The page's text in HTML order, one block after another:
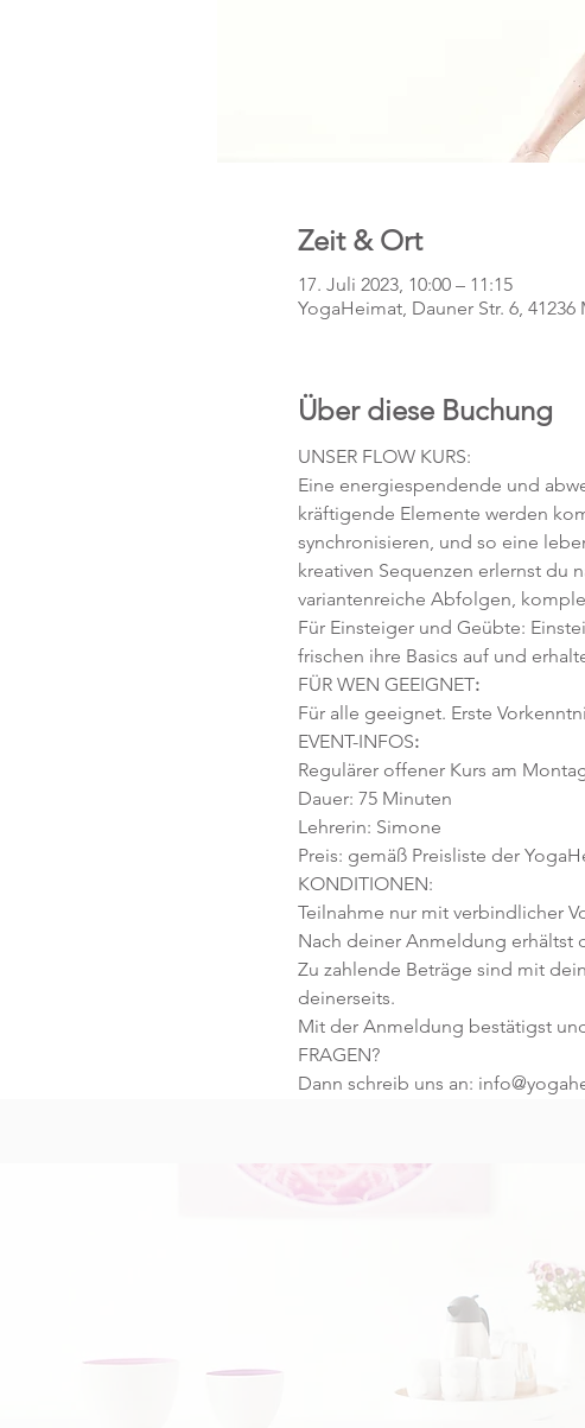
Zeit & Ort
17. Juli 2023, 10:00 – 11:15
YogaHeimat, Dauner Str. 6,
Über diese Buchung
UNSER FLOW KURS:
Eine energiespendende und
kräftigende Elemente werden
synchronisieren, und so eine
kreativen Sequenzen erlernst du
variantenreiche Abfolgen,
Für Einsteiger und Geübte:
frischen ihre Basics auf und
FÜR WEN GEEIGNET:
Für alle geeignet. Erste
EVENT-INFOS:
Regulärer offener Kurs am
Dauer: 75 Minuten
Lehrerin: Simone
Preis: gemäß Preisliste der
KONDITIONEN:
Teilnahme nur mit verbindlicher
Nach deiner Anmeldung erhältst
Zu zahlende Beträge sind mit
deinerseits.
Mit der Anmeldung bestätigst
FRAGEN?
Dann schreib uns an: